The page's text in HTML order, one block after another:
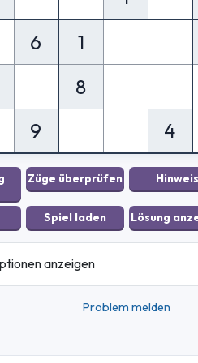
6
1
8
9
4
anzeigen
Problem melden